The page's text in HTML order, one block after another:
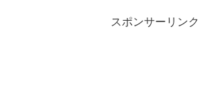
スポンサーリンク